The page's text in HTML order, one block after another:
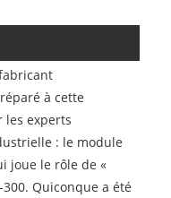
à cette
les experts
: le module
joue le rôle de «
Quiconque a été